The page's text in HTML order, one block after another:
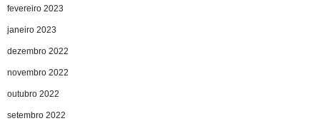
fevereiro 2023
janeiro 2023
dezembro 2022
novembro 2022
outubro 2022
setembro 2022